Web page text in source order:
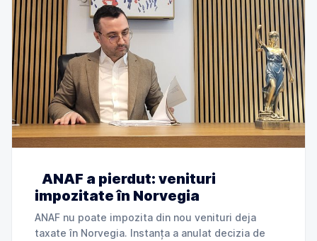
ANAF a pierdut: venituri
impozitate în Norvegia
ANAF nu poate impozita din nou venituri deja
taxate în Norvegia. Instanța a anulat decizia de